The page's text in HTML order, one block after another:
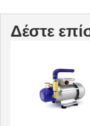
Δέστε